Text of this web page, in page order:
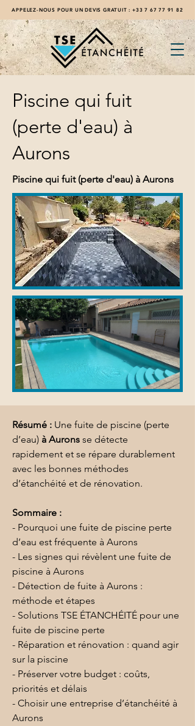
APPELEZ-NOUS POUR UN DEVIS GRATUIT : +33 7 67 77 91 82
Piscine qui fuit
(perte d'eau) à
Aurons
Piscine qui fuit (perte d'eau) à Aurons
Résumé : Une fuite de piscine (perte
d’eau) à Aurons se détecte
rapidement et se répare durablement
avec les bonnes méthodes
d’étanchéité et de rénovation.
Sommaire :
- Pourquoi une fuite de piscine perte
d’eau est fréquente à Aurons
- Les signes qui révèlent une fuite de
piscine à Aurons
- Détection de fuite à Aurons :
méthode et étapes
- Solutions TSE ÉTANCHÉITÉ pour une
fuite de piscine perte
- Réparation et rénovation : quand agir
sur la piscine
- Préserver votre budget : coûts,
priorités et délais
- Choisir une entreprise d’étanchéité à
Aurons